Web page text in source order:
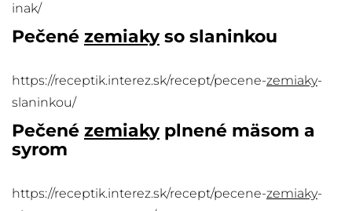
inak/
Pečené zemiakyso slaninkou
https://receptik.interez.sk/recept/pecene-zemiaky-
slaninkou/
Pečené zemiakyplnené mäsom a
syrom
https://receptik.interez.sk/recept/pecene-zemiaky-